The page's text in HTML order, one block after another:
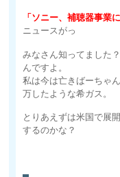
「ソニー、補聴器事業
ニュースがっ
みなさん知ってました
んですよ。
私は今は亡きばーちゃ
万したような希ガス。
とりあえずは米国で展
するのかな？